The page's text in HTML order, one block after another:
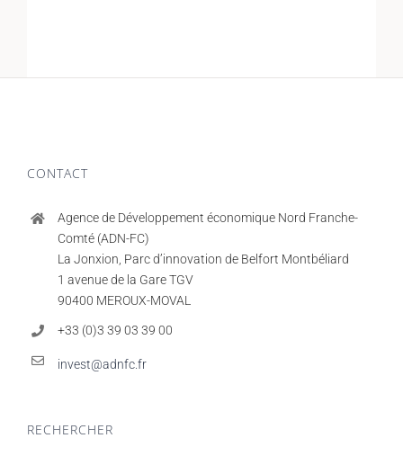
CONTACT
Agence de Développement économique Nord Franche-
Comté (ADN-FC)
La Jonxion, Parc d’innovation de Belfort Montbéliard
1 avenue de la Gare TGV
90400 MEROUX-MOVAL
+33 (0)3 39 03 39 00
invest@adnfc.fr
RECHERCHER